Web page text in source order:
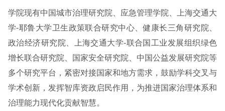
学院现有中国城市治理研究院、应急管理学院、上海交通大
学-耶鲁大学卫生政策联合研究中心、健康长三角研究院、
政治经济研究院、上海交通大学-联合国工业发展组织绿色
增长联合研究院、国家安全研究院、中国公益发展研究院等
多个研究平台，紧密对接国家和地方需求，鼓励学科交叉与
学术创新，发挥智库资政启民作用，为推进国家治理体系和
治理能力现代化贡献智慧。